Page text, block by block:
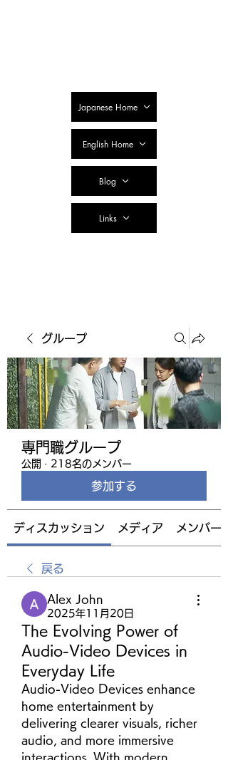
Japanese Home
English Home
Blog
Links
グループ
専門職グループ
公開 · 218名のメンバー
参加する
ディスカッション メディア メンバー
戻る
Alex John
2025年11月20日
The Evolving Power of
Audio-Video Devices in
Everyday Life
Audio-Video Devices enhance
home entertainment by
delivering clearer visuals, richer
audio, and more immersive
interactions. With modern